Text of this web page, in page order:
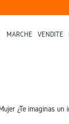
MARCHE VENDITE
¿Te imaginas